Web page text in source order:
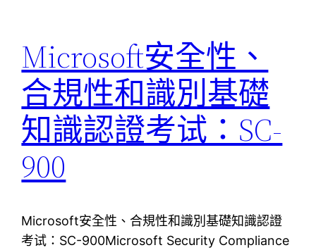
Microsoft安全性、
合規性和識別基礎
知識認證考试：SC-
900
Microsoft安全性、合規性和識別基礎知識認證
考试：SC-900Microsoft Security Compliance